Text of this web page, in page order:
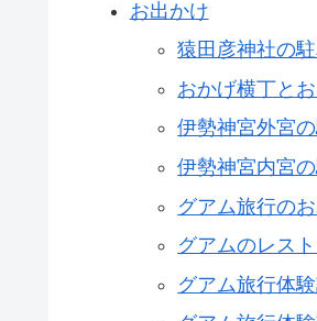
お出かけ
猿田彦神社の
おかげ横丁と
伊勢神宮外宮
伊勢神宮内宮
グアム旅行の
グアムのレス
グアム旅行体